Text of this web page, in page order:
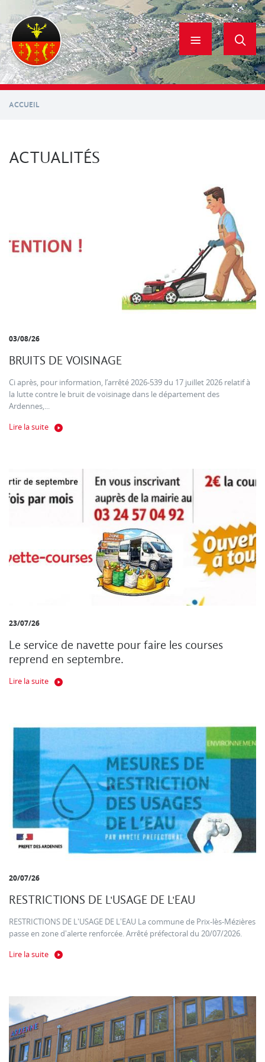
contenu
principal
ACCUEIL
ACTUALITÉS
03/08/26
BRUITS DE VOISINAGE
Ci après, pour information, l’arrêté 2026-539 du 17 juillet 2026 relatif à
la lutte contre le bruit de voisinage dans le département des
Ardennes,...
Lire la suite
23/07/26
Le service de navette pour faire les courses
reprend en septembre.
Lire la suite
20/07/26
RESTRICTIONS DE L'USAGE DE L'EAU
RESTRICTIONS DE L'USAGE DE L'EAU La commune de Prix-lès-Mézières
passe en zone d'alerte renforcée. Arrêté préfectoral du 20/07/2026.
Lire la suite